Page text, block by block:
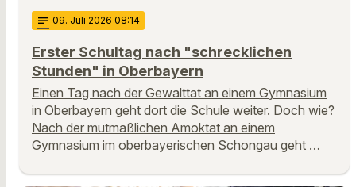
notes 09. Juli 2026 08:14
Erster Schultag nach "schrecklichen
Stunden" in Oberbayern
Einen Tag nach der Gewalttat an einem Gymnasium
in Oberbayern geht dort die Schule weiter. Doch wie?
Nach der mutmaßlichen Amoktat an einem
Gymnasium im oberbayerischen Schongau geht …